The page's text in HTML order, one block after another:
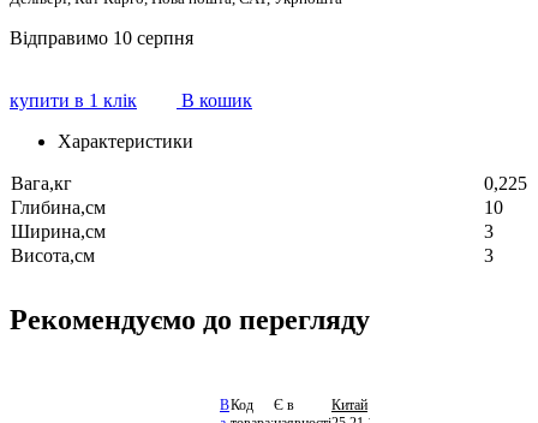
Відправимо 10 серпня
купити в 1 клік
В кошик
Характеристики
Вага,кг
0,225
Глибина,см
10
Ширина,см
3
Висота,см
3
Рекомендуємо до перегляду
ВКод
Є в
Китай